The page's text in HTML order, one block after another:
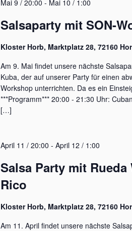
Mai 9 / 20:00 - Mai 10 / 1:00
Salsaparty mit SON-
Kloster Horb, Marktplatz 28, 72160
Am 9. Mai findet unsere nächste
Kuba, der auf unserer Party für einen
Workshop unterrichten. Da es ein
***Programm*** 20:00 - 21:30 Uhr:
[…]
April 11 / 20:00 - April 12 / 1:00
Salsa Party mit
Rico
Kloster Horb, Marktplatz 28, 72160
Am 11. April findet unsere nächste